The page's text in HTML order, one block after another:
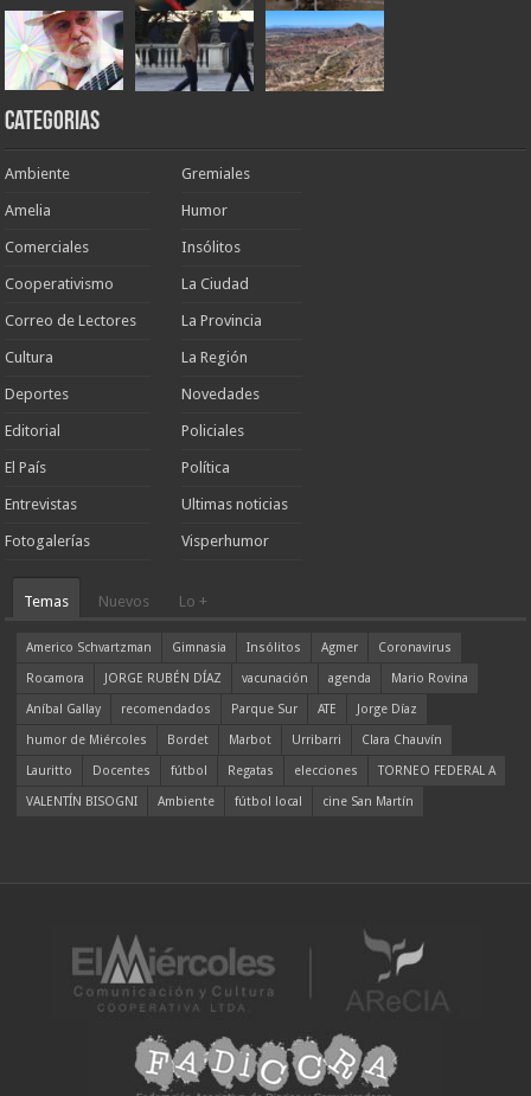
Categorias
Ambiente
Amelia
Comerciales
Cooperativismo
Correo de Lectores
Cultura
Deportes
Editorial
El País
Entrevistas
Fotogalerías
Gremiales
Humor
Insólitos
La Ciudad
La Provincia
La Región
Novedades
Policiales
Política
Ultimas noticias
Visperhumor
Temas Nuevos Lo +
Americo Schvartzman Gimnasia Insólitos Agmer
Coronavirus
Rocamora
JORGE RUBÉN DÍAZ vacunación agenda
Mario Rovina
Aníbal Gallay
recomendados Parque Sur ATE
Jorge Díaz
humor de Miércoles
Bordet Marbot Urribarri
Clara Chauvín
Lauritto
Docentes fútbol Regatas elecciones
TORNEO FEDERAL A
VALENTÍN BISOGNI
Ambiente fútbol local cine San Martín